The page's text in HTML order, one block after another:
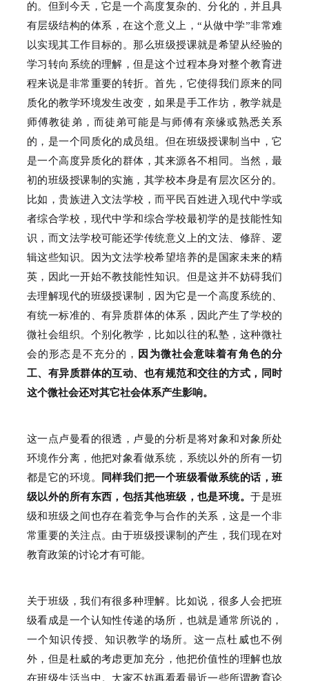
的。 但到今天，它是一个高度复杂的、分化的，并且具
有层级结构的体系，在这个意义上，“从做中学”非常难
以实现其工作目标的。那么班级授课就是希望从经验的
学习转向系统的理解，但是这个过程本身对整个教育进
程来说是非常重要的转折。首先，它使得我们原来的同
质化的教学环境发生改变，如果是手工作坊，教学就是
师傅教徒弟，而徒弟可能是与师傅有亲缘或熟悉关系
的，是一个同质化的成员组。 但在班级授课制当中，它
是一个高度异质化的群体，其来源各不相同。 当然，最
初的班级授课制的实施，其学校本身是有层次区分的。
比如，贵族进入文法学校，而平民百姓进入现代中学或
者综合学校，现代中学和综合学校最初学的是技能性知
识，而文法学校可能还学传统意义上的文法、修辞、逻
辑这些知识。
因为文法学校希望培养的是国家未来的精
英，因此一开始不教技能性知识。 但是这并不妨碍我们
去理解现代的班级授课制，因为它是一个高度系统的、
有统一标准的、有异质群体的体系，因此产生了学校的
微社会组织。 个别化教学，比如以往的私塾，这种微社
会的形态是不充分的，
因为微社会意味着有角色的分
工、有异质群体的互动、也有规范和交往的方式，同时
这个微社会还对其它社会体系产生影响。
这一点卢曼看的很透，卢曼的分析是将对象和对象所处
环境作分离，他把对象看做系统，系统以外的所有一切
都是它的环境。
同样我们把一个班级看做系统的话，班
级以外的所有东西，包括其他班级，也是环境。于是班
级和班级之间也存在着竞争与合作的关系，这是一个非
常重要的关注点。 由于班级授课制的产生，我们现在对
教育政策的讨论才有可能。
关于班级，我们有很多种理解。
比如说，很多人会把班
级看成是一个认知性传递的场所，也就是通常所说的，
一个知识传授、知识教学的场所。这一点杜威也不例
外，但是杜威的考虑更加充分，他把价值性的理解也放
在班级生活当中。 大家不妨再看看最近一些所谓教育论